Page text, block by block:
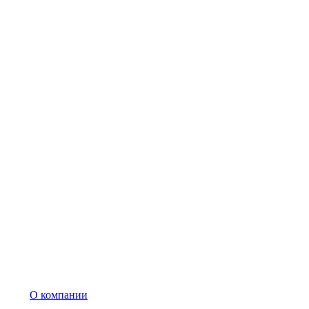
О компании